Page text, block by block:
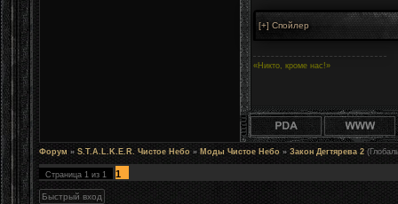
«Никто, кроме нас!»
Форум » S.T.A.L.K.E.R. Чистое Небо » Моды Чистое Небо » Закон Дегтярева 2
Страница 1 из 1 1